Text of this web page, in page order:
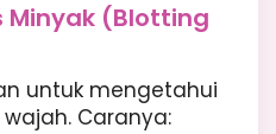
Minyak (Blotting
untuk mengetahui
Caranya: